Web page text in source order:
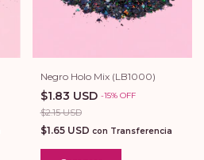
Negro Holo Mix (LB1000)
$1.83 USD -15% OFF
$2.15 USD
$1.65 USD con Transferencia